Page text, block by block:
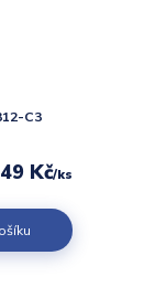
C3
Kč/ks